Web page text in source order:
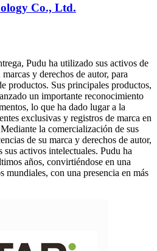
Co., Ltd.
Pudu ha utilizado sus activos de
y derechos de autor, para
productos. Sus principales productos,
un importante reconocimiento
lo que ha dado lugar a la
exclusivas y registros de marca en
la comercialización de sus
de su marca y derechos de autor,
sus activos intelectuales. Pudu ha
años, convirtiéndose en una
mundiales, con una presencia en más